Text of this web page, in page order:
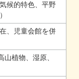
候的特色、平野
、児童会館を併
植物、湿原、